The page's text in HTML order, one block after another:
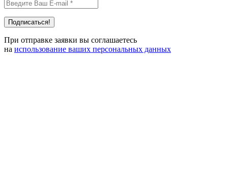
При отправке заявки вы соглашаетесь
на использование ваших персональных данных